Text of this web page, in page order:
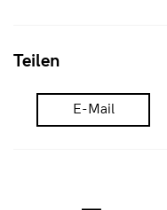
Teilen
E-Mail